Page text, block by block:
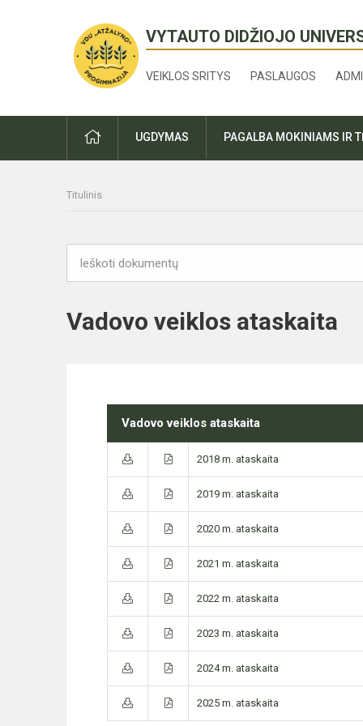
VYTAUTO DIDŽIOJO
VEIKLOS SRITYS PASLAUGOS
PRADŽIAUGDYMAS PAGALBA MOKINIAMS IR
Titulinis
Vadovo veiklos ataskaita
Vadovo veiklos ataskaita
2018 m. ataskaita
2019 m. ataskaita
2020 m. ataskaita
2021 m. ataskaita
2022 m. ataskaita
2023 m. ataskaita
2024 m. ataskaita
2025 m. ataskaita